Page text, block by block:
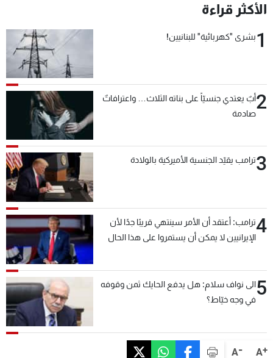
A+
A-
الأكثر قراءة
1بشرى "كهربائية" للبنانيين!
2أبٌ يعتدي جنسيّاً على بناته الثلاث… واعترافاتٌ
صادمة
3ترامب يقيّد الجنسية الأميركية بالولادة
4ترامب: أعتقد أن الأمر سينتهي قريبًا جدًا لأن
الإيرانيين لا يمكن أن يستمروا على هذا الحال
5الى نواف سلام: هل يدفع الحايك ثمن وقوفه
في وجه خيّاط؟